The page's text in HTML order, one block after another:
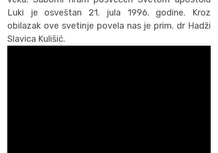
Luki je osveštan 21. jula 1996. godine. Kroz
obilazak ove svetinje povela nas je prim. dr Hadži
Slavica Kulišić.